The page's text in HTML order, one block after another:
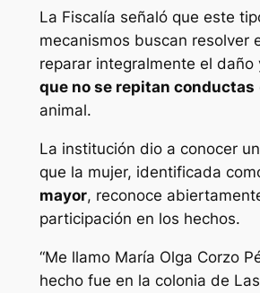
La Fiscalía señaló que este
mecanismos buscan resolver
reparar integralmente el daño
que no se repitan conductas
animal.
La institución dio a conocer
que la mujer, identificada
mayor, reconoce
participación en los hechos.
“Me llamo María Olga Corzo
hecho fue en la colonia de